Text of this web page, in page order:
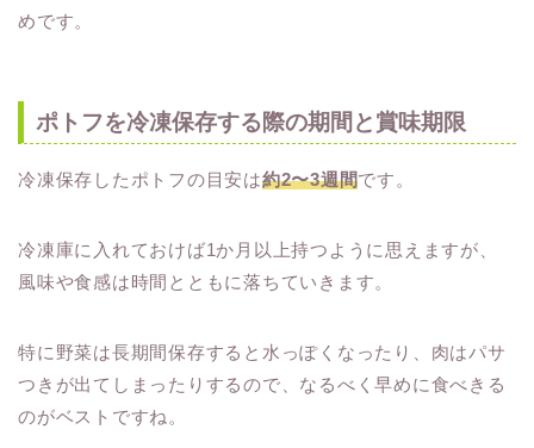
めです。
ポトフを冷凍保存する際の期間と賞味期限
冷凍保存したポトフの目安は約2〜3週間です。
冷凍庫に入れておけば1か月以上持つように思えますが、
風味や食感は時間とともに落ちていきます。
特に野菜は長期間保存すると水っぽくなったり、肉はパサ
つきが出てしまったりするので、なるべく早めに食べきる
のがベストですね。